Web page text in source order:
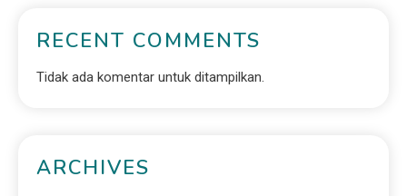
RECENT COMMENTS
Tidak ada komentar untuk ditampilkan.
ARCHIVES